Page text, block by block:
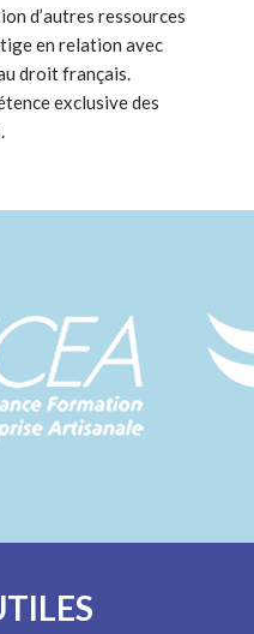
d’autres ressources
en relation avec
droit français.
exclusive des